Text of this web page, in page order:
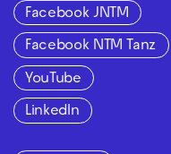
Facebook JNTM
Facebook NTM Tanz
YouTube
LinkedIn